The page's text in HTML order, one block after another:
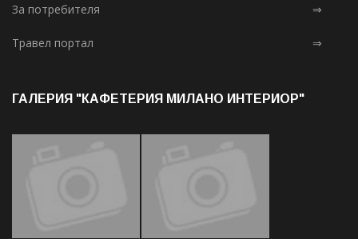
За потребителя ⇒
Травел портал ⇒
ГАЛЕРИЯ "КАФЕТЕРИЯ МИЛАНО ИНТЕРИОР"